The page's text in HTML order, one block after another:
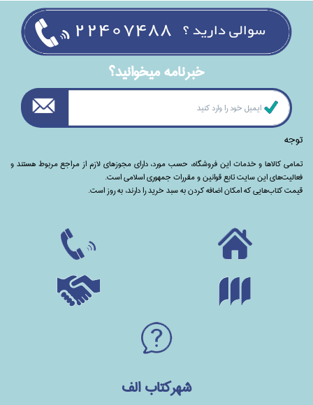
خبرنامه ميخوانيد؟
توجه
تمامی‌ کالاها و خدمات این فروشگاه، حسب مورد،‌ دارای مجوزهای لازم از مراجع مربوط هستند ‌و‌‌
فعالیت‌های این سایت تابع قوانین و مقررات جمهوری اسلامی است.
قیمت کتاب‌هایی که امکان اضافه کردن به سبد خرید را دارند،‌ به روز است.
شهرکتاب الف